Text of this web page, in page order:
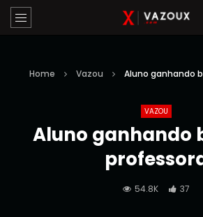
Home Vazou Aluno ganhando
VAZOU
Aluno ganhando
54.8K 37